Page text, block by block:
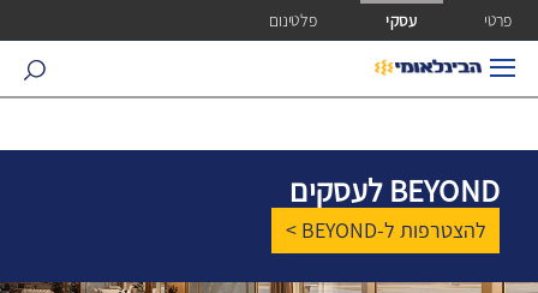
גישה ישירה לכפתור כניסה לחשבונך
פרטי עסקי פלטינום
search
BEYOND לעסקים
להצטרפות ל-BEYOND >